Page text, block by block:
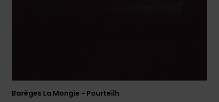
Barèges La Mongie - Pourteilh